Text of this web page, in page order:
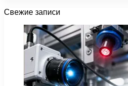
Свежие записи